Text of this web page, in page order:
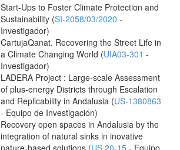
Start-Ups to Foster Climate Protection and
Sustainability (SI-2058/03/2020 -
Investigador)
CartujaQanat. Recovering the Street Life in
a Climate Changing World (UIA03-301 -
Investigador)
LADERA Project : Large-scale Assessment
of plus-energy Districts through Escalation
and Replicability in Andalusia (US-1380863
- Equipo de Investigación)
Recovery open spaces in Andalusia by the
integration of natural sinks in inovative
nature-based solutions (US.20-15- Equipo